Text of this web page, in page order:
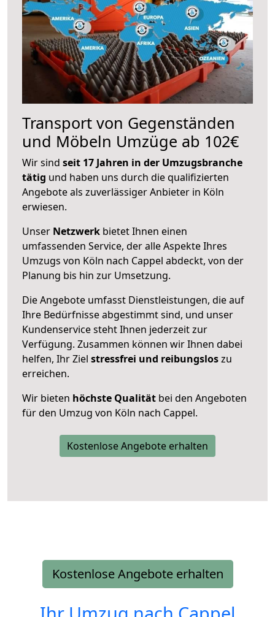
Transport von Gegenständen
und Möbeln Umzüge ab 102€
Wir sind seit 17 Jahren in der Umzugsbranche
tätig und haben uns durch die qualifizierten
Angebote als zuverlässiger Anbieter in Köln
erwiesen.
Unser Netzwerk bietet Ihnen einen
umfassenden Service, der alle Aspekte Ihres
Umzugs von Köln nach Cappel abdeckt, von der
Planung bis hin zur Umsetzung.
Die Angebote umfasst Dienstleistungen, die auf
Ihre Bedürfnisse abgestimmt sind, und unser
Kundenservice steht Ihnen jederzeit zur
Verfügung. Zusammen können wir Ihnen dabei
helfen, Ihr Ziel stressfrei und reibungsloszu
erreichen.
Wir bieten höchste Qualität bei den Angeboten
für den Umzug von Köln nach Cappel.
Kostenlose Angebote erhalten
Kostenlose Angebote erhalten